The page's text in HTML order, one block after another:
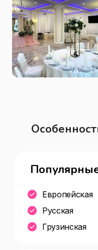
банкетный зал
Европейская
Русская
Грузинская